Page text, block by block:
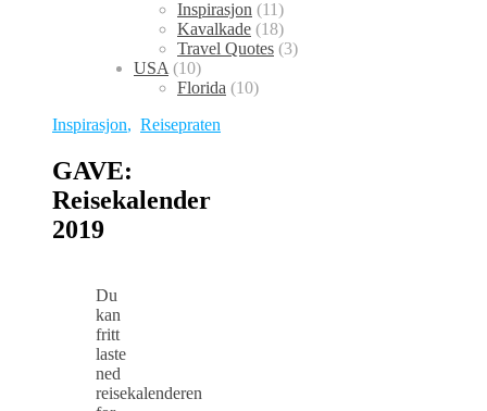
Inspirasjon (11)
Kavalkade (18)
Travel Quotes (3)
USA (10)
Florida (10)
Inspirasjon, Reisepraten
GAVE:
Reisekalender
2019
Du
kan
fritt
laste
ned
reisekalenderen